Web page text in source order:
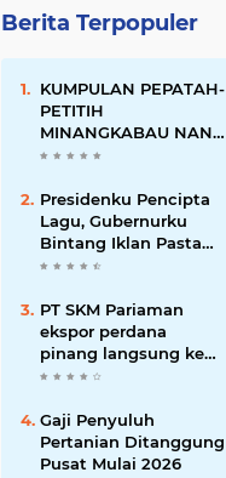
Berita Terpopuler
KUMPULAN PEPATAH-
PETITIH
MINANGKABAU NAN
ELOK
Presidenku Pencipta
Lagu, Gubernurku
Bintang Iklan Pasta
Gigi
PT SKM Pariaman
ekspor perdana
pinang langsung ke
India
Gaji Penyuluh
Pertanian Ditanggung
Pusat Mulai 2026